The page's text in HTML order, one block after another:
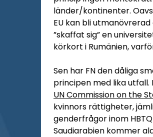
länder/kontinenter.
EU kan bli
”skaffat sig” en
körkort i Rumänien,
Sen har FN den dåliga
principen med lika
UN Commission on the
kvinnors rättigheter,
genderfrågor inom
Saudiarabien kommer